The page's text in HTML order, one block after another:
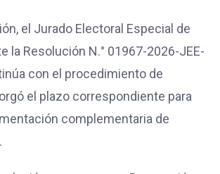
el Jurado Electoral Especial de
la Resolución N.° 01967-2026-JEE-
con el procedimiento de
el plazo correspondiente para
complementaria de